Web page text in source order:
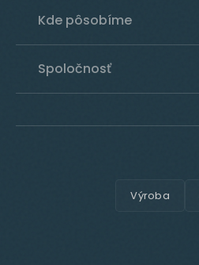
Kde pôsobíme
Spoločnosť
Výroba